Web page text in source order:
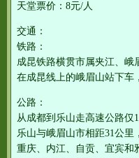
天堂票价：8元/人
交通：
铁路：
成昆铁路横贯市属夹江、峨
在成昆线上的峨眉山站下车
公路：
从成都到乐山走高速公路仅
乐山与峨眉山市相距31公
重庆、内江、自贡、宜宾和